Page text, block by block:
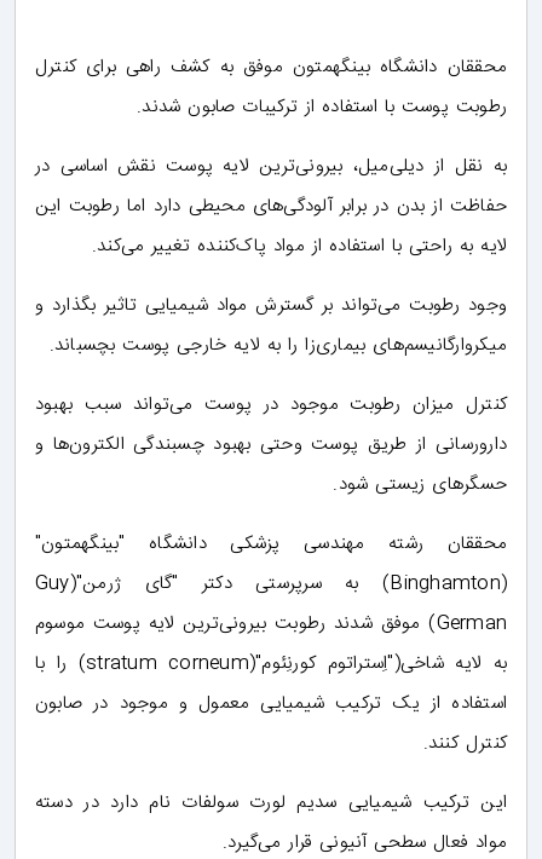
محققان دانشگاه بینگهمتون موفق به کشف راهی برای کنترل
رطوبت پوست با استفاده از ترکیبات صابون شدند.
به نقل از دیلی‌میل، بیرونی‌ترین لایه پوست نقش اساسی در
حفاظت از بدن در برابر آلودگی‌های محیطی دارد اما رطوبت این
لایه به راحتی با استفاده از مواد پاک‌کننده تغییر می‌کند.
وجود رطوبت می‌تواند بر گسترش مواد شیمیایی تاثیر بگذارد و
میکروارگانیسم‌های بیماری‌زا را به لایه خارجی پوست بچسباند.
کنترل میزان رطوبت موجود در پوست می‌تواند سبب بهبود
دارورسانی از طریق پوست وحتی بهبود چسبندگی الکترون‌ها و
حسگرهای زیستی شود.
محققان رشته مهندسی پزشکی دانشگاه "بینگهمتون"
(Binghamton) به سرپرستی دکتر "گای ژرمن"(Guy
German) موفق شدند رطوبت بیرونی‌ترین لایه پوست موسوم
به لایه شاخی("اِستراتوم کورنِئوم"(stratum corneum) را با
استفاده از یک ترکیب شیمیایی معمول و موجود در صابون
کنترل کنند.
این ترکیب شیمیایی سدیم لورت سولفات نام دارد در دسته
مواد فعال سطحی آنیونی قرار می‌گیرد.